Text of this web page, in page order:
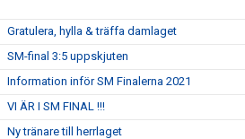
Gratulera, hylla & träffa damlaget
SM-final 3:5 uppskjuten
Information inför SM Finalerna 2021
VI ÄR I SM FINAL !!!
Ny tränare till herrlaget